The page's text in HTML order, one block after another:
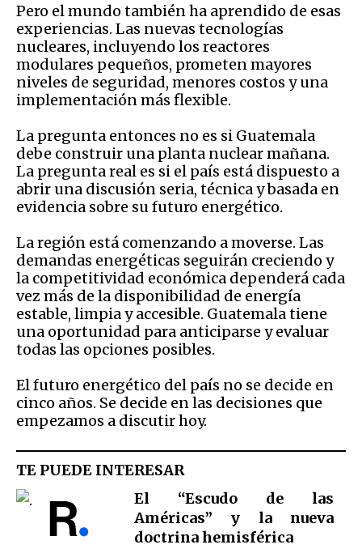
Pero el mundo también ha aprendido de esas
experiencias. Las nuevas tecnologías
nucleares, incluyendo los reactores
modulares pequeños, prometen mayores
niveles de seguridad, menores costos y una
implementación más flexible.
La pregunta entonces no es si Guatemala
debe construir una planta nuclear mañana.
La pregunta real es si el país está dispuesto a
abrir una discusión seria, técnica y basada en
evidencia sobre su futuro energético.
La región está comenzando a moverse. Las
demandas energéticas seguirán creciendo y
la competitividad económica dependerá cada
vez más de la disponibilidad de energía
estable, limpia y accesible. Guatemala tiene
una oportunidad para anticiparse y evaluar
todas las opciones posibles.
El futuro energético del país no se decide en
cinco años. Se decide en las decisiones que
empezamos a discutir hoy.
TE PUEDE INTERESAR
El “Escudo de las
Américas” y la nueva
doctrina hemisférica